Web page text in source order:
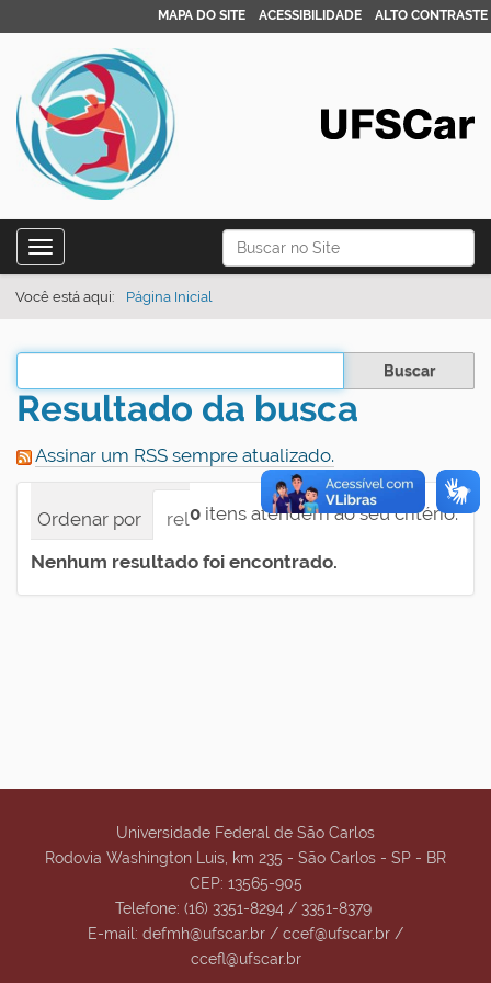
Busca
Busca Avançada…
MAPA DO SITE ACESSIBILIDADE ALTO CONTRASTE
Toggle navigation
Você está aqui: Página Inicial
Filtrar os resultados
Resultado da busca
Assinar um RSS sempre atualizado.
0 itens atendem ao seu critério.
Ordenar por relevância
data (mais recente
Nenhum resultado foi encontrado.
Universidade Federal de São Carlos
Rodovia Washington Luis, km 235 - São Carlos - SP - BR
CEP: 13565-905
Telefone: (16) 3351-8294 / 3351-8379
E-mail: defmh@ufscar.br / ccef@ufscar.br /
ccefl@ufscar.br